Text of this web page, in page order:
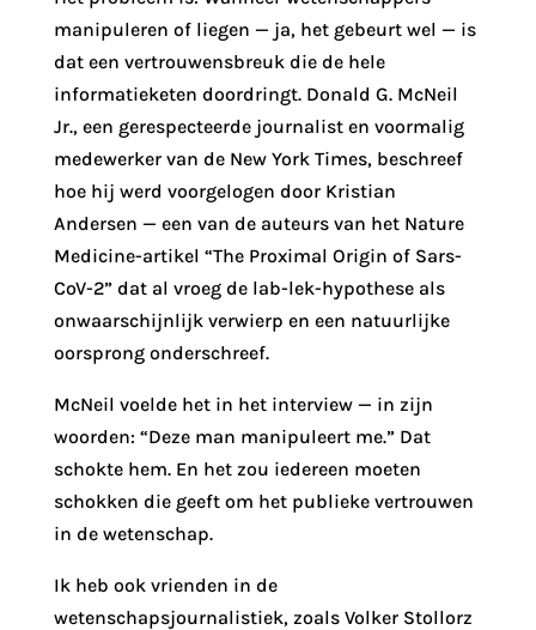
manipuleren of liegen — ja, het gebeurt wel — is
dat een vertrouwensbreuk die de hele
informatieketen doordringt. Donald G. McNeil
Jr., een gerespecteerde journalist en voormalig
medewerker van de New York Times, beschreef
hoe hij werd voorgelogen door Kristian
Andersen — een van de auteurs van het Nature
Medicine-artikel “The Proximal Origin of Sars-
CoV-2” dat al vroeg de lab-lek-hypothese als
onwaarschijnlijk verwierp en een natuurlijke
oorsprong onderschreef.
McNeil voelde het in het interview — in zijn
woorden: “Deze man manipuleert me.” Dat
schokte hem. En het zou iedereen moeten
schokken die geeft om het publieke vertrouwen
in de wetenschap.
Ik heb ook vrienden in de
wetenschapsjournalistiek, zoals Volker Stollorz